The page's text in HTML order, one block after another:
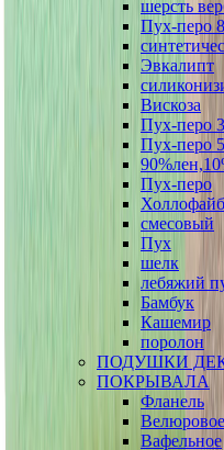
шерсть
Пух-перо
Эвкалипт
Вискоза
Пух-перо
Пух-перо
Пух-перо
смесовый
Пух
шелк
лебяжий
Бамбук
Кашемир
поролон
ПОДУШКИ
ПОКРЫВАЛА
Фланель
Велюровое
Вафельное